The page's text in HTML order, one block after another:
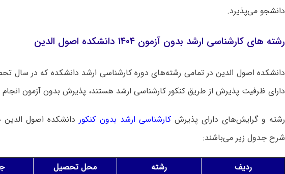
دانشجو می‌پذیرد.
رشته های کارشناسی ارشد بدون آزمون ۱۴۰۴ دانشکده اصول الدین
دارای ظرفیت پذیرش از طریق کنکور کارشناسی ارشد هستند، پذیرش بدون آزمون
رشته و گرایش‌های دارای پذیرشکارشناسی ارشد بدون کنکور
شرح جدول زیر می‌باشند:
ردیف رشته محل تحصیل